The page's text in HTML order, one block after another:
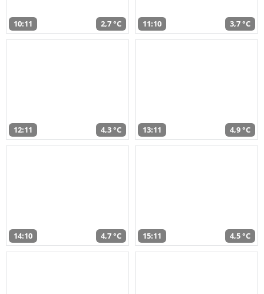
10:11 2,7 °C 11:10 3,7 °C
12:11 4,3 °C 13:11 4,9 °C
14:10 4,7 °C 15:11 4,5 °C